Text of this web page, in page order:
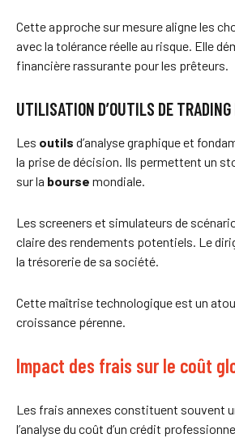
Cette approche sur mesure aligne les
avec la tolérance réelle au risque. Elle
financière rassurante pour les prêteurs.
UTILISATION D’OUTILS DE
Les outils d’analyse graphique et
la prise de décision. Ils permettent un
sur la bourse mondiale.
Les screeners et simulateurs de
claire des rendements potentiels. Le
la trésorerie de sa société.
Cette maîtrise technologique est un
croissance pérenne.
Impact des frais sur le coût
Les frais annexes constituent souvent
l’analyse du coût d’un crédit